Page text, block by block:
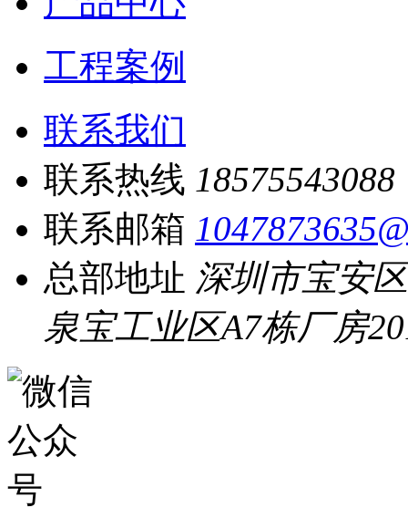
工程案例
联系我们
联系热线 18575543088
联系邮箱
总部地址 深圳市宝安
泉宝工业区A7栋厂房